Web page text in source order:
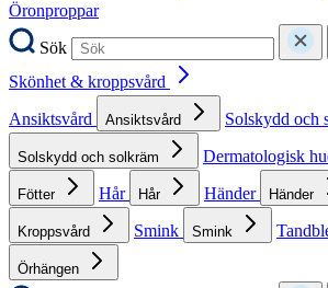
Öronproppar
Sök
Skönhet & kroppsvård
Ansiktsvård
Ansiktsvård Solskydd och
Solskydd och solkräm Dermatologisk
Fötter Hår Hår Händer Händer
Kroppsvård Smink Smink
Örhängen